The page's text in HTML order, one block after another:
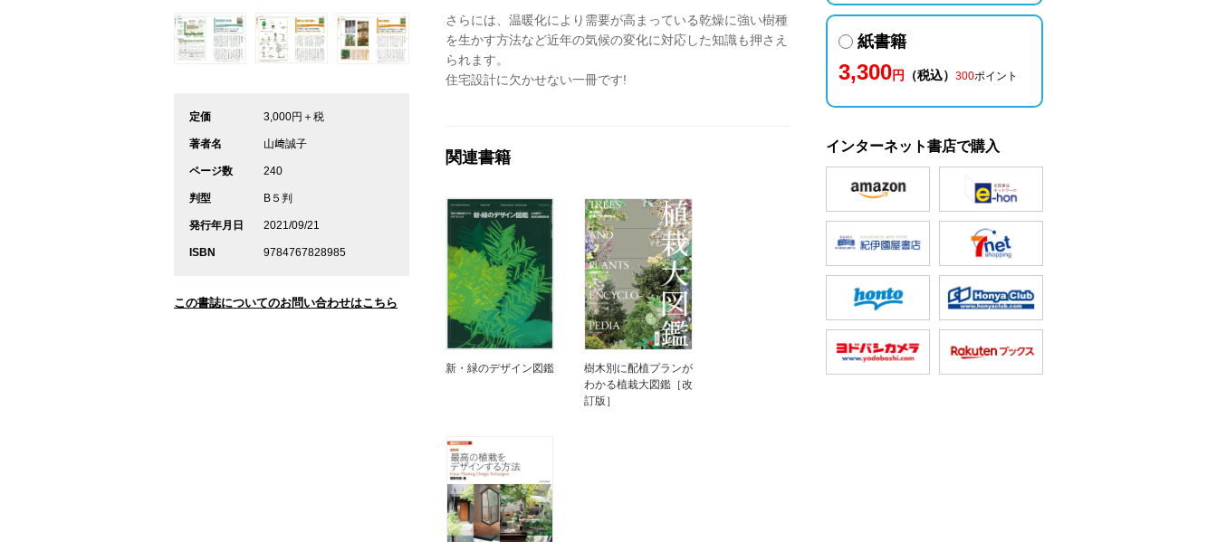
定価 3,000円＋税
著者名 山﨑誠子
ページ数 240
判型 B５判
発行年月日 2021/09/21
ISBN 9784767828985
この書誌についてのお問い合わせはこちら
さらには、温暖化により需要が高まっている乾燥に強い樹種
を生かす方法など近年の気候の変化に対応した知識も押さえ
られます。
住宅設計に欠かせない一冊です!
関連書籍
新・緑のデザイン図鑑
樹木別に配植プランが
わかる植栽大図鑑［改
訂版］
紙書籍
3,300円 （税込） 300ポイント
インターネット書店で購入